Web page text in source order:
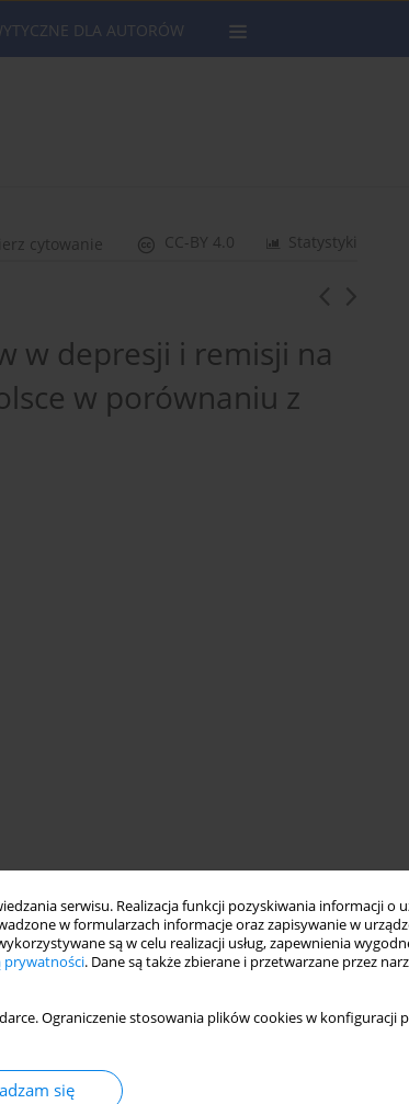
serwisu. Realizacja funkcji pozyskiwania informacji o
w formularzach informacje oraz zapisywanie w
są w celu realizacji usług, zapewnienia
prywatności. Dane są także zbierane i przetwarzane przez
Ograniczenie stosowania plików cookies w konfiguracji
się
DLA AUTORÓW
Statystyki
CC-BY 4.0
cytowanie
w depresji i remisji na
w porównaniu z
w trwającym epizodzie depresji i w remisji
w dotychczasowym życiu (grupa